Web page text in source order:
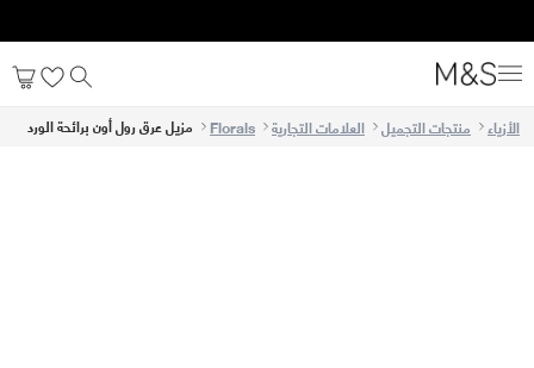
الأزياء منتجات التجميل العلامات التجارية Florals مزيل عرق رول أون برائحة الورد